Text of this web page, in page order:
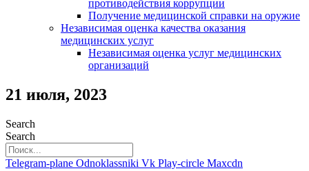
противодействия коррупции
Получение медицинской справки на оружие
Независимая оценка качества оказания
медицинских услуг
Независимая оценка услуг медицинскиx
организаций
21 июля, 2023
Search
Search
Telegram-plane Odnoklassniki Vk Play-circle Maxcdn